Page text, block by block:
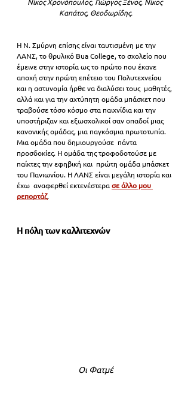
Καπάτος, Θεοδωρίδης.
Η Ν. Σμύρνη επίσης είναι ταυτισμένη με την
ΛΑΝΣ, το θρυλικό Bua College, το σχολείο που
έμεινε στην ιστορία ως το πρώτο που έκανε
αποχή στην πρώτη επέτειο του Πολυτεχνείου
και η αστυνομία ήρθε να διαλύσει τους  μαθητές,
αλλά και για την αχτύπητη ομάδα μπάσκετ που
τραβούσε τόσο κόσμο στα παιχνίδια και την
υποστήριζαν και εξωσχολικοί σαν οπαδοί μιας
κανονικής ομάδας, μια παγκόσμια πρωτοτυπία.
Μια ομάδα που δημιουργούσε  πάντα
προσδοκίες. Η ομάδα της τροφοδοτούσε με
παίκτες την εφηβική και  πρώτη ομάδα μπάσκετ
του Πανιωνίου. Η ΛΑΝΣ είναι μεγάλη ιστορία και
έχω  αναφερθεί εκτενέστερα σε άλλο μου
ρεπορτάζ.
Η πόλη των καλλιτεχνών
Οι Φατμέ